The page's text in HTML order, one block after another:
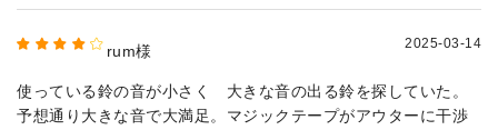
rum様 2025-03-14
使っている鈴の音が小さく 大きな音の出る鈴を探していた。
予想通り大きな音で大満足。マジックテープがアウターに干渉